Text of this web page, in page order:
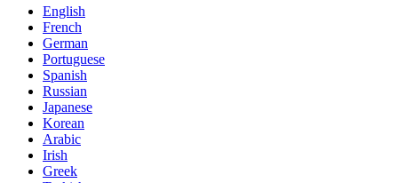
English
French
German
Portuguese
Spanish
Russian
Japanese
Korean
Arabic
Irish
Greek